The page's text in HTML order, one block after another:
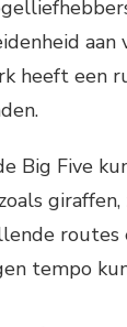
heeft een
Big Five
giraffen,
routes
tempo